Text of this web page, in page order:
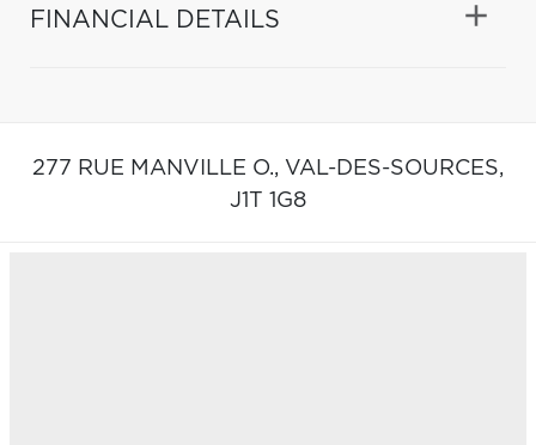
FINANCIAL DETAILS
277 RUE MANVILLE O., VAL-DES-SOURCES,
J1T 1G8